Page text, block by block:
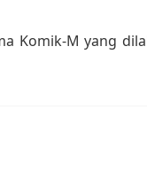
Komik-M yang